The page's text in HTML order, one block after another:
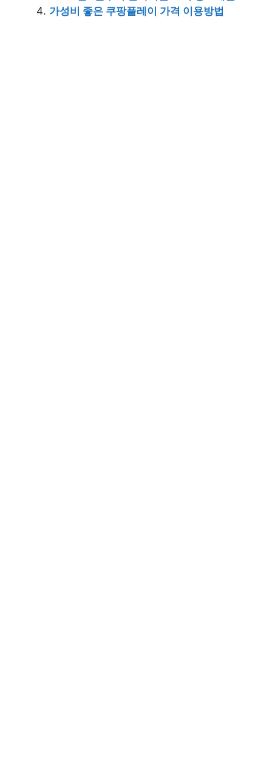
가성비 좋은 쿠팡플레이 가격 이용방법